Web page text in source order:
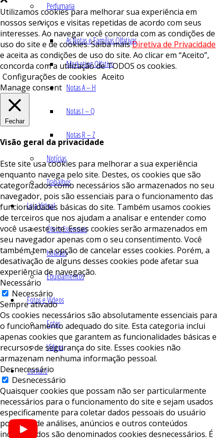
Perfumaria
As Notas e Famílias Olfativas
Marketing Olfativo
Notas A – H
Notas I – Q
Notas R – Z
Notícias
Trabalhos
Loja Virtual
Óleos Essenciais
Isolados
Equipamentos
Fotos e Vídeos
Fotos
Vídeos
Contato
Utilizamos cookies para melhorar sua experiência em
nossos serviços e visitas repetidas de acordo com seus
interesses. Ao navegar você concorda com as condições de
uso do site e de cookies. Saiba maisDiretiva de Privacidade
e aceita as condições de uso do site. Ao clicar em “Aceito”,
concorda com a utilização de TODOS os cookies.
Configurações de cookies Aceito
Manage consent
Fechar
Visão geral da privacidade
Este site usa cookies para melhorar a sua experiência
enquanto navega pelo site. Destes, os cookies que são
categorizados como necessários são armazenados no seu
navegador, pois são essenciais para o funcionamento das
funcionalidades básicas do site. Também usamos cookies
de terceiros que nos ajudam a analisar e entender como
você usa este site. Esses cookies serão armazenados em
seu navegador apenas com o seu consentimento. Você
também tem a opção de cancelar esses cookies. Porém, a
desativação de alguns desses cookies pode afetar sua
experiência de navegação.
Necessário
Necessário
Sempre ativado
Os cookies necessários são absolutamente essenciais para
o funcionamento adequado do site. Esta categoria inclui
apenas cookies que garantem as funcionalidades básicas e
recursos de segurança do site. Esses cookies não
armazenam nenhuma informação pessoal.
Desnecessário
Desnecessário
Quaisquer cookies que possam não ser particularmente
necessários para o funcionamento do site e sejam usados ​​
especificamente para coletar dados pessoais do usuário
por meio de análises, anúncios e outros conteúdos
incorporados são denominados cookies desnecessários. É